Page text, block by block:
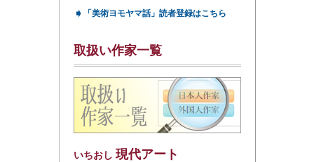
➧ 「美術ヨモヤマ話」読者登録はこちら
取扱い作家一覧
いちおし 現代アート